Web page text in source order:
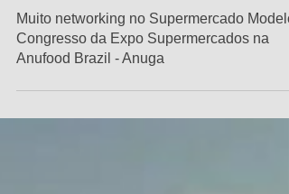
ExpoNews
Muito networking no Supermercado
Anufood Brazil - Anuga